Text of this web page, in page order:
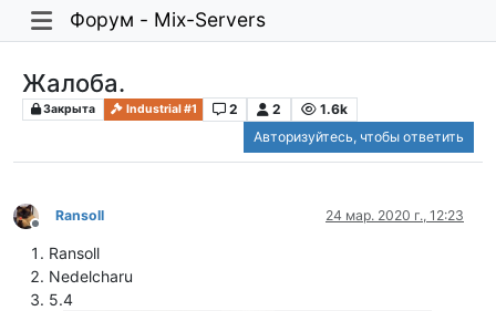
Форум - Mix-Servers
Жалоба.
Закрыта Industrial #1 2 2
1.6k
Авторизуйтесь, чтобы ответить
Не в сети
Ransoll 24 мар. 2020 г., 12:23
Ransoll
Nedelcharu
5.4